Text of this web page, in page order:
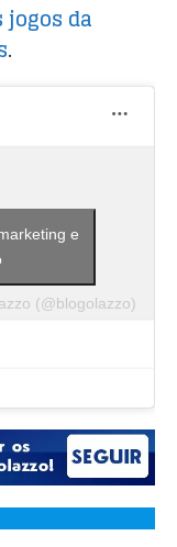
da
.
(@blogolazzo)
e